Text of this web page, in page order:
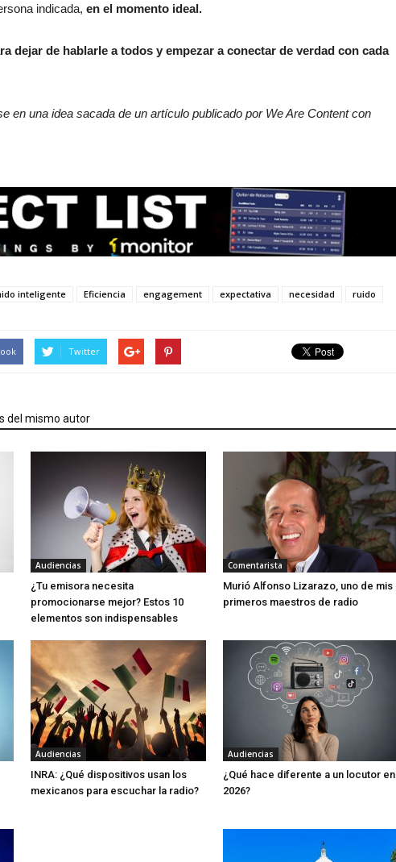
indicada, en el momento ideal.
dejar de hablarle a todos y empezar a conectar de verdad con cada
en una idea sacada de un artículo publicado por We Are Content con
inteligente Eficiencia engagement expectativa necesidad ruido
Twitter
del mismo autor
Audiencias
¿Tu emisora necesita
promocionarse mejor? Estos 10
elementos son indispensables
Comentarista
Murió Alfonso Lizarazo, uno de mis
primeros maestros de radio
Audiencias
INRA: ¿Qué dispositivos usan los
mexicanos para escuchar la radio?
Audiencias
¿Qué hace diferente a un locutor en
2026?